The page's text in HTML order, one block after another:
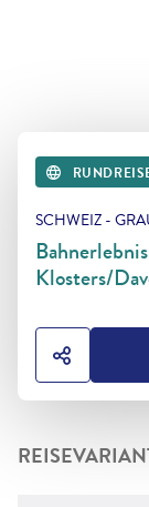
SCHWEIZ -
Klosters/
HOTEL